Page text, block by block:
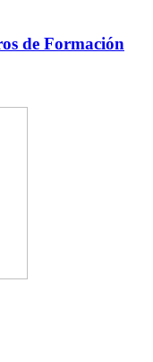
de Formación